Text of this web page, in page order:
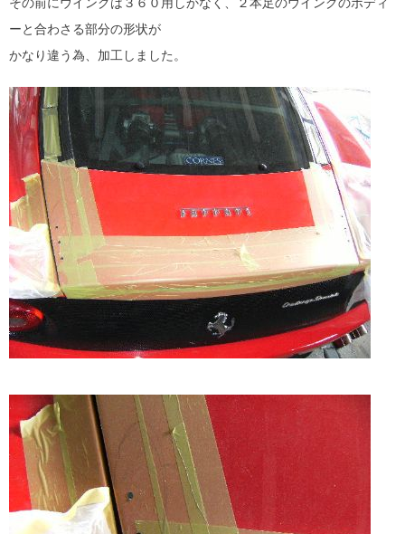
その前にウイングは３６０用しかなく、２本足のウイングのボディ
ーと合わさる部分の形状が
かなり違う為、加工しました。